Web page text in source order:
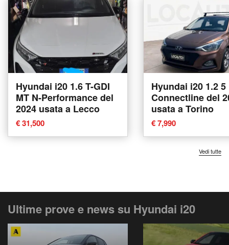
Hyundai i20 1.6 T-GDI
MT N-Performance del
2024 usata a Lecco
€ 31,500
Hyundai i20 1.2
Connectline del
usata a Torino
€ 7,990
Vedi tutte
Ultime prove e news su Hyundai i20